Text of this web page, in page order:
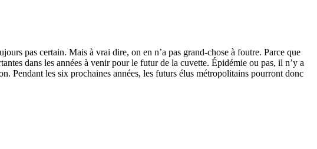
pas certain. Mais à vrai dire, on en n’a pas grand-chose à foutre. Parce que
dans les années à venir pour le futur de la cuvette. Épidémie ou pas, il n’y a
Pendant les six prochaines années, les futurs élus métropolitains pourront donc